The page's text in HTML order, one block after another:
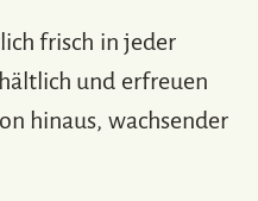
frisch in jeder
und erfreuen
hinaus, wachsender